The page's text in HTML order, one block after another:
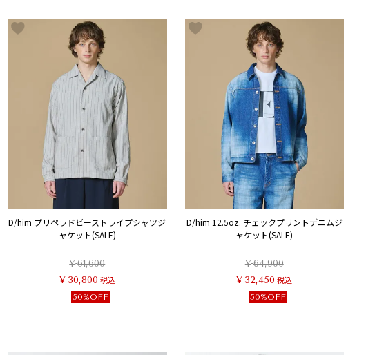
D/him プリペラドビーストライプシャツジ
ャケット(SALE)
¥61,600
¥ 30,800 税込
50%OFF
D/him 12.5oz. チェックプリントデニムジ
ャケット(SALE)
¥64,900
¥ 32,450 税込
50%OFF